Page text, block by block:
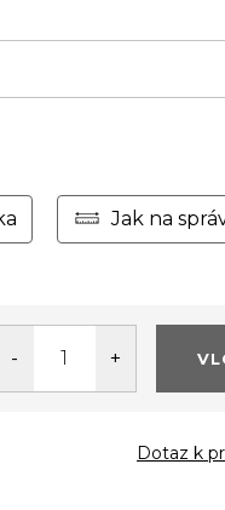
Jak na
Dotaz k